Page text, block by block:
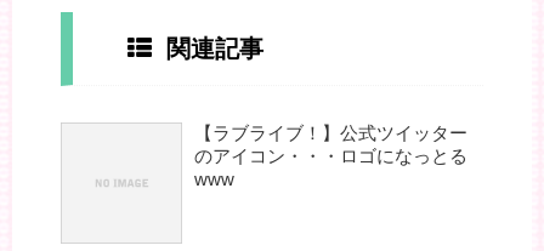
関連記事
【ラブライブ！】公式ツイッター
のアイコン・・・ロゴになっとる
www